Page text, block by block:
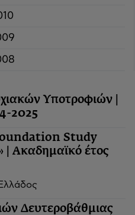
Υποτροφιών |
2025
Study
Ακαδημαϊκό έτος
Δευτεροβάθμιας